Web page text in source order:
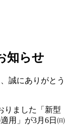
知らせ
誠にありがとう
りました「新型
用」が3月6日㈰